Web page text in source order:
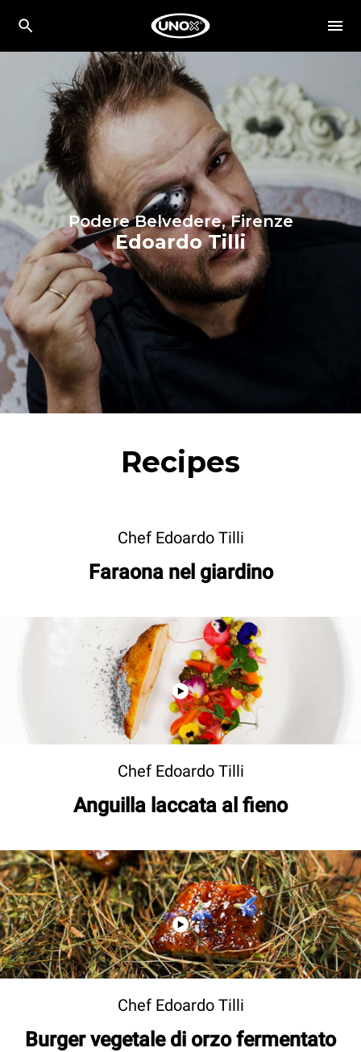
Podere Belvedere, Firenze
Edoardo Tilli
Recipes
Chef Edoardo Tilli
Faraona nel giardino
Chef Edoardo Tilli
Anguilla laccata al fieno
Chef Edoardo Tilli
Burger vegetale di orzo fermentato